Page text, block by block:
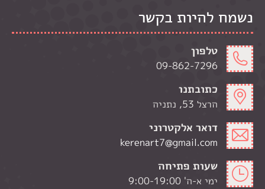
נשמח להיות בקשר
טלפון
09-862-7296
כתובתנו
הרצל 53, נתניה
דואר אלקטרוני
kerenart7@gmail.com
שעות פתיחה
ימי א-ה' 9:00-19:00